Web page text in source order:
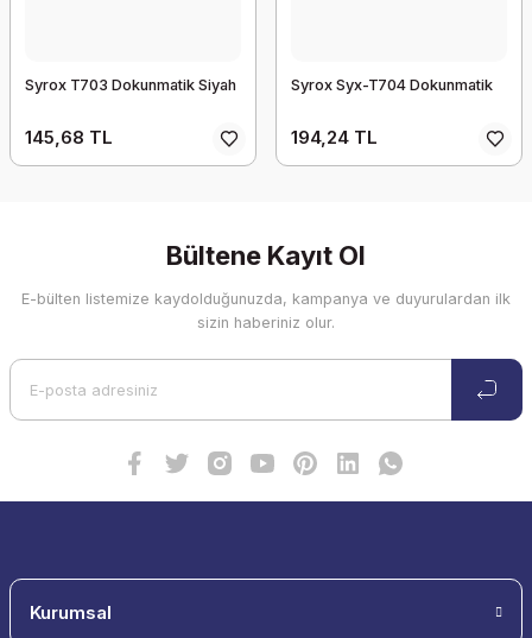
Syrox T703 Dokunmatik Siyah
145,68 TL
Syrox Syx-T704 Dokunmatik
194,24 TL
Bültene Kayıt Ol
E-bülten listemize kaydolduğunuzda, kampanya ve duyurulardan ilk
sizin haberiniz olur.
Kurumsal